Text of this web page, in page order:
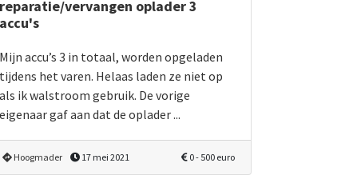
reparatie/vervangen oplader 3
accu's
Mijn accu’s 3 in totaal, worden opgeladen
tijdens het varen. Helaas laden ze niet op
als ik walstroom gebruik. De vorige
eigenaar gaf aan dat de oplader ...
Hoogmader 17 mei 2021 0 - 500 euro